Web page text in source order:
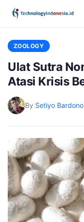
ZOOLOGY
Ulat Sutra
Atasi Krisis
By Setiyo Bardono